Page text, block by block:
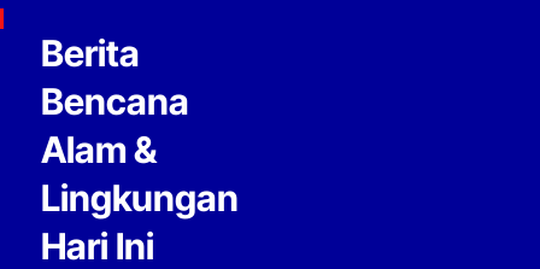
Skip to content
Berita
Bencana
Alam &
Lingkungan
Hari Ini